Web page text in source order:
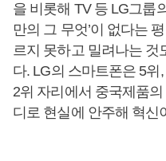
을 비롯해 TV 등 LG그룹
만의 그 무엇’이 없다는
르지 못하고 밀려나는 것
다. LG의 스마트폰은 5
2위 자리에서 중국제품
디로 현실에 안주해 혁신